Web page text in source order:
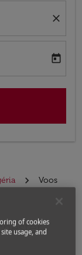
close
date-aria-label
today
Voos
of cookies
usage, and